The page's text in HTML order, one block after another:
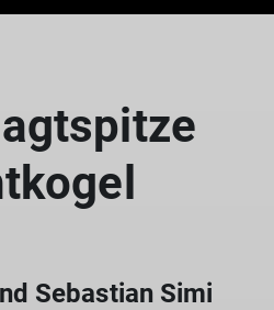
Sebastian Simi